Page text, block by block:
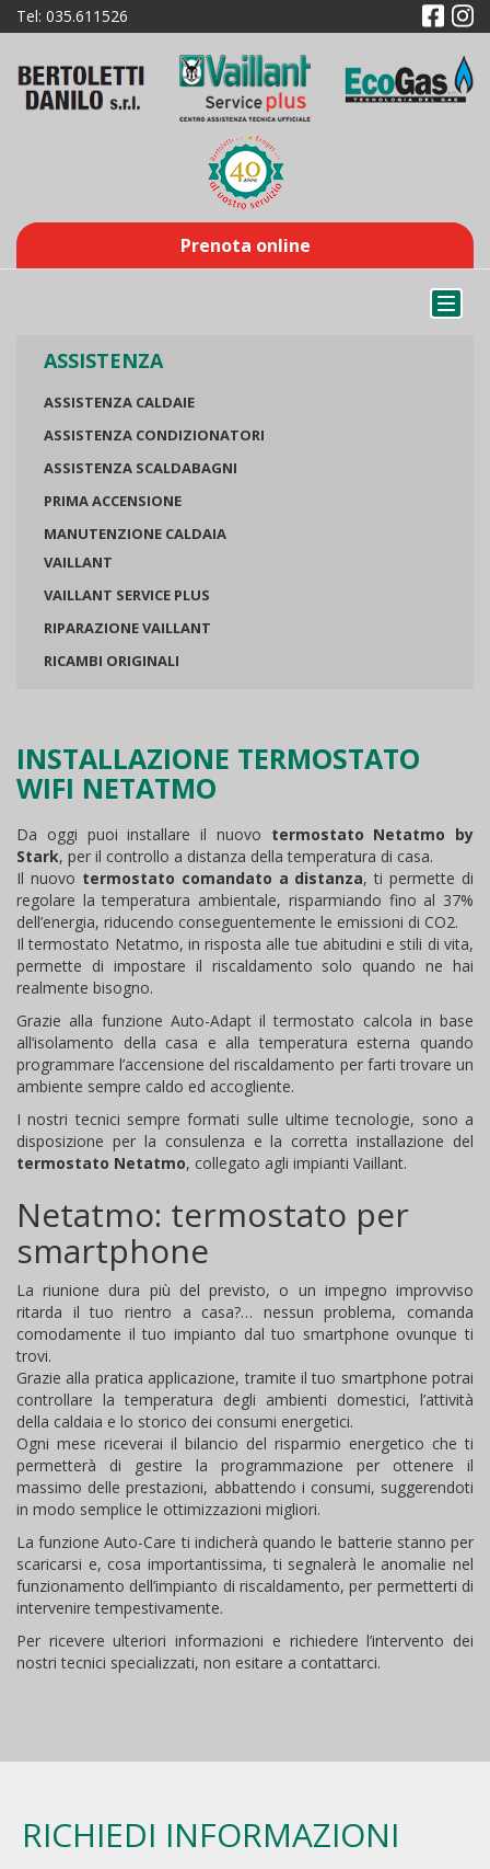
Tel: 035.611526
Prenota online
ASSISTENZA
ASSISTENZA CALDAIE
ASSISTENZA CONDIZIONATORI
ASSISTENZA SCALDABAGNI
PRIMA ACCENSIONE
MANUTENZIONE CALDAIA
VAILLANT
VAILLANT SERVICE PLUS
RIPARAZIONE VAILLANT
RICAMBI ORIGINALI
INSTALLAZIONE TERMOSTATO
WIFI NETATMO
Da oggi puoi installare il nuovo termostato Netatmo by
Stark, per il controllo a distanza della temperatura di casa.
Il nuovo termostato comandato a distanza, ti permette di
regolare la temperatura ambientale, risparmiando fino al 37%
dell’energia, riducendo conseguentemente le emissioni di CO2.
Il termostato Netatmo, in risposta alle tue abitudini e stili di vita,
permette di impostare il riscaldamento solo quando ne hai
realmente bisogno.
Grazie alla funzione Auto-Adapt il termostato calcola in base
all’isolamento della casa e alla temperatura esterna quando
programmare l’accensione del riscaldamento per farti trovare un
ambiente sempre caldo ed accogliente.
I nostri tecnici sempre formati sulle ultime tecnologie, sono a
disposizione per la consulenza e la corretta installazione del
termostato Netatmo, collegato agli impianti Vaillant.
Netatmo: termostato per
smartphone
La riunione dura più del previsto, o un impegno improvviso
ritarda il tuo rientro a casa?… nessun problema, comanda
comodamente il tuo impianto dal tuo smartphone ovunque ti
trovi.
Grazie alla pratica applicazione, tramite il tuo smartphone potrai
controllare la temperatura degli ambienti domestici, l’attività
della caldaia e lo storico dei consumi energetici.
Ogni mese riceverai il bilancio del risparmio energetico che ti
permetterà di gestire la programmazione per ottenere il
massimo delle prestazioni, abbattendo i consumi, suggerendoti
in modo semplice le ottimizzazioni migliori.
La funzione Auto-Care ti indicherà quando le batterie stanno per
scaricarsi e, cosa importantissima, ti segnalerà le anomalie nel
funzionamento dell’impianto di riscaldamento, per permetterti di
intervenire tempestivamente.
Per ricevere ulteriori informazioni e richiedere l’intervento dei
nostri tecnici specializzati, non esitare a contattarci.
RICHIEDI INFORMAZIONI